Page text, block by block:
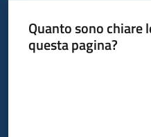
Seguici
Quanto sono chiare
questa pagina?